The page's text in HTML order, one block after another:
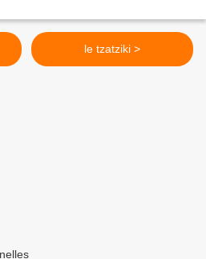
le tzatziki >